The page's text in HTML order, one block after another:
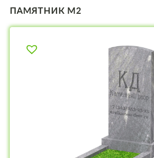
Пн. — Пт. с 10:00 до 19:00
ПАМЯТНИК М2